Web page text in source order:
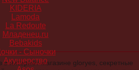
интернет-магазине gloryes, секретные
KIDERIA
Lamoda
La Redoute
Младенец.ru
Bebakids
- Сыночки
Акушерство